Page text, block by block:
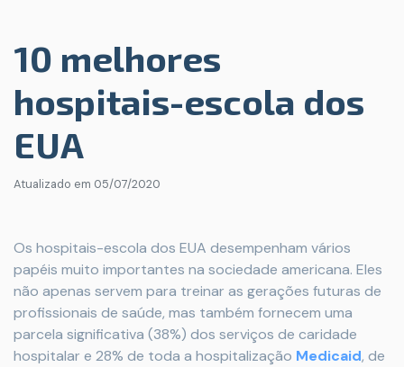
10 melhores
hospitais-escola dos
EUA
Atualizado em 05/07/2020
Os hospitais-escola dos EUA desempenham vários
papéis muito importantes na sociedade americana. Eles
não apenas servem para treinar as gerações futuras de
profissionais de saúde, mas também fornecem uma
parcela significativa (38%) dos serviços de caridade
hospitalar e 28% de toda a hospitalização Medicaid, de